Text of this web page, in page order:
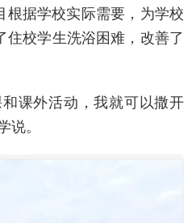
根据学校实际需要，为学校
住校学生洗浴困难，改善了
课外活动，我就可以撒开
。